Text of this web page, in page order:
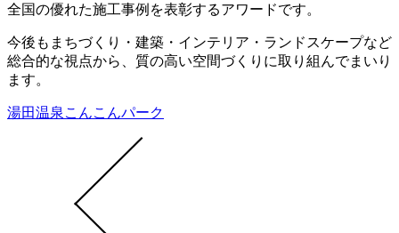
全国の優れた施工事例を表彰するアワードです。
今後もまちづくり・建築・インテリア・ランドスケープなど
総合的な視点から、質の高い空間づくりに取り組んでまいり
ます。
湯田温泉こんこんパーク